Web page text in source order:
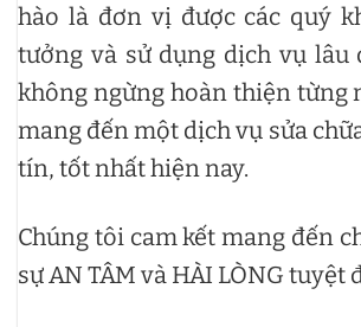
hào là đơn vị được các quý
tưởng và sử dụng dịch vụ lâu
không ngừng hoàn thiện từng
mang đến một dịch vụ sửa
tín, tốt nhất hiện nay.
Chúng tôi cam kết mang đến
sự AN TÂM và HÀI LÒNG tuyệt